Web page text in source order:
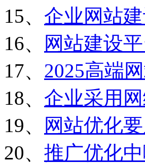
15、 企业网站
16、
网站建设
17、 2025高端
18、 企业采用
19、
网站优化
20、 推广优化